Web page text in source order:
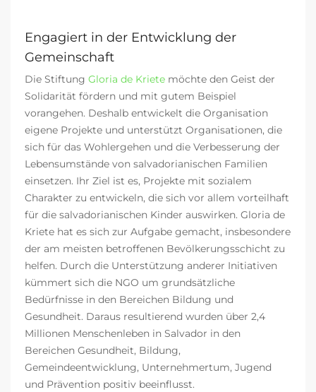
Engagiert in der Entwicklung der
Gemeinschaft
Die Stiftung Gloria de Kriete möchte den Geist der
Solidarität fördern und mit gutem Beispiel
vorangehen. Deshalb entwickelt die Organisation
eigene Projekte und unterstützt Organisationen, die
sich für das Wohlergehen und die Verbesserung der
Lebensumstände von salvadorianischen Familien
einsetzen. Ihr Ziel ist es, Projekte mit sozialem
Charakter zu entwickeln, die sich vor allem vorteilhaft
für die salvadorianischen Kinder auswirken. Gloria de
Kriete hat es sich zur Aufgabe gemacht, insbesondere
der am meisten betroffenen Bevölkerungsschicht zu
helfen. Durch die Unterstützung anderer Initiativen
kümmert sich die NGO um grundsätzliche
Bedürfnisse in den Bereichen Bildung und
Gesundheit. Daraus resultierend wurden über 2,4
Millionen Menschenleben in Salvador in den
Bereichen Gesundheit, Bildung,
Gemeindeentwicklung, Unternehmertum, Jugend
und Prävention positiv beeinflusst.